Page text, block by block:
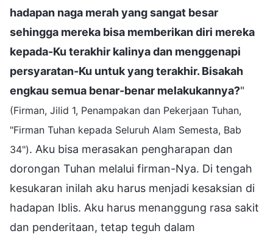
hadapan naga merah yang sangat besar
sehingga mereka bisa memberikan diri mereka
kepada-Ku terakhir kalinya dan menggenapi
persyaratan-Ku untuk yang terakhir. Bisakah
engkau semua benar-benar melakukannya?"
(Firman, Jilid 1, Penampakan dan Pekerjaan Tuhan,
"Firman Tuhan kepada Seluruh Alam Semesta, Bab
34"). Aku bisa merasakan pengharapan dan
dorongan Tuhan melalui firman-Nya. Di tengah
kesukaran inilah aku harus menjadi kesaksian di
hadapan Iblis. Aku harus menanggung rasa sakit
dan penderitaan, tetap teguh dalam